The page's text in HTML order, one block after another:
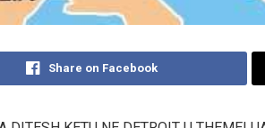
Share on Facebook